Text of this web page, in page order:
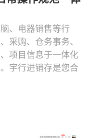
、电器销售等行
采购、仓务事务、
项目信息于一体化
宇行进销存是您合